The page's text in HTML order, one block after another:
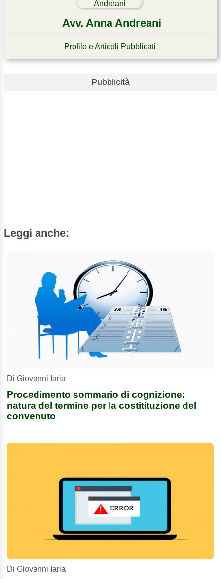
Avv. Anna Andreani
Profilo e Articoli Pubblicati
Pubblicità
Leggi anche:
Di Giovanni Iaria
Procedimento sommario di cognizione:
natura del termine per la costitituzione del
convenuto
Di Giovanni Iaria